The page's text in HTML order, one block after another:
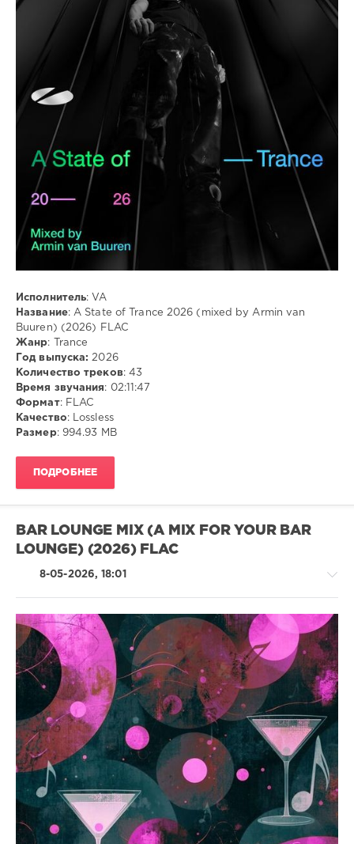
(Psy)
0
FLAC
Trance
Исполнитель: VA
Название: A State of Trance 2026 (mixed by Armin van
Buuren) (2026) FLAC
Жанр: Trance
Год выпуска: 2026
Количество треков: 43
Время звучания: 02:11:47
Формат: FLAC
Качество: Lossless
Размер: 994.93 MB
ПОДРОБНЕЕ
BAR LOUNGE MIX (A MIX FOR YOUR BAR
LOUNGE) (2026) FLAC
8-05-2026, 18:01
Chillout,
Lounge,
Lo-
Fi,
Listening,
Relax,
New
Age
ivashka
144